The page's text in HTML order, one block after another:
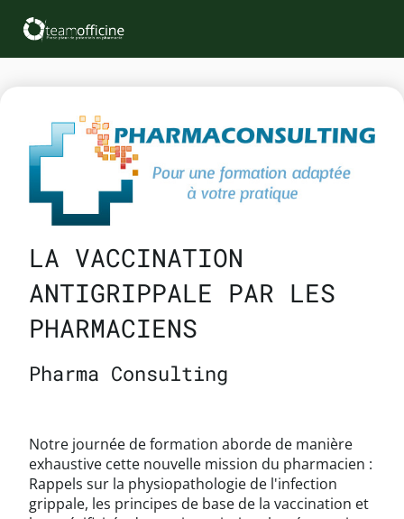
LA VACCINATION
ANTIGRIPPALE PAR LES
PHARMACIENS
Pharma Consulting
Notre journée de formation aborde de manière
exhaustive cette nouvelle mission du pharmacien :
Rappels sur la physiopathologie de l'infection
grippale, les principes de base de la vaccination et